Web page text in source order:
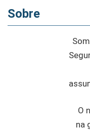
Sobre
O
na